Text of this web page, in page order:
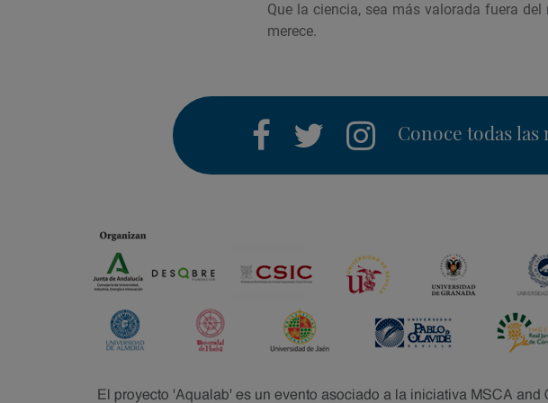
Que la ciencia, sea más valorada fuera
merece.
facebooktwitter instagram
Conoce todas las